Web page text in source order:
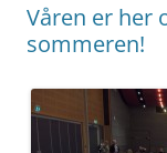
Våren er her
sommeren!